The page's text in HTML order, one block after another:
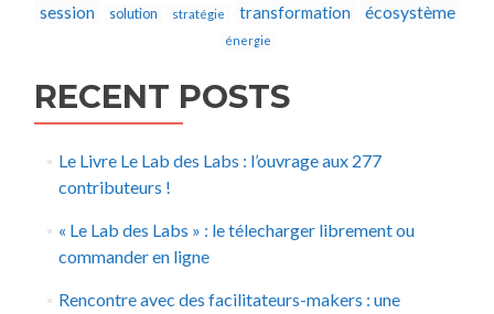
session solution stratégie transformation écosystème
énergie
RECENT POSTS
Le Livre Le Lab des Labs : l’ouvrage aux 277
contributeurs !
« Le Lab des Labs » : le télecharger librement ou
commander en ligne
Rencontre avec des facilitateurs-makers : une